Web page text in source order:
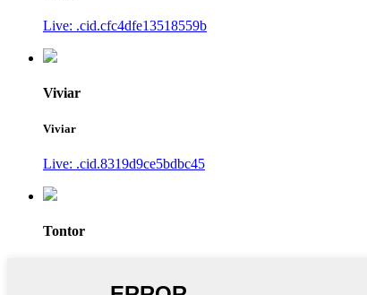
Live: .cid.cfc4dfe13518559b
Viviar
Viviar
Live: .cid.8319d9ce5bdbc45
Tontor